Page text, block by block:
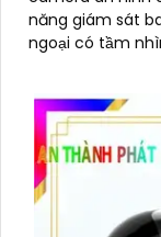
năng giám sát